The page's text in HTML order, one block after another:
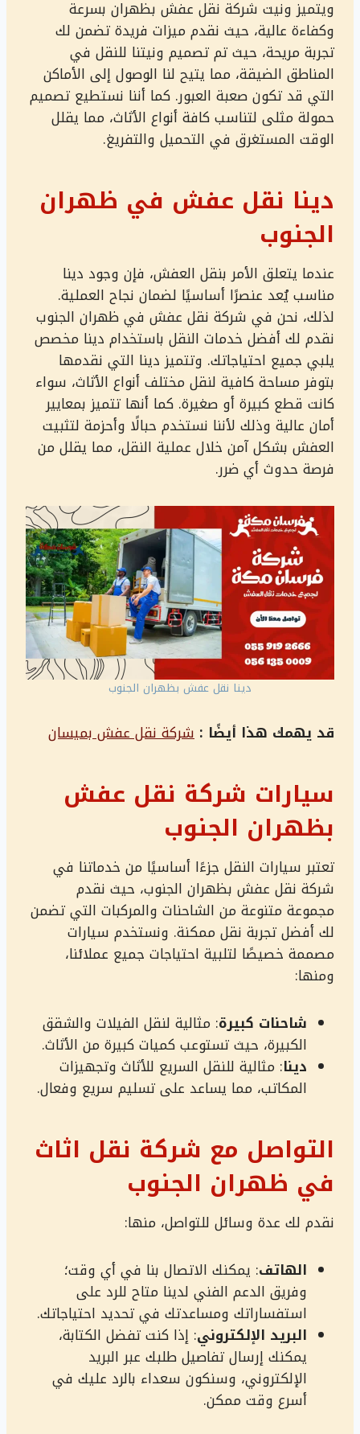
ويتميز ونيت شركة نقل عفش بظهران بسرعة
وكفاءة عالية، حيث نقدم ميزات فريدة تضمن لك
تجربة مريحة، حيث تم تصميم ونيتنا للنقل في
المناطق الضيقة، مما يتيح لنا الوصول إلى الأماكن
التي قد تكون صعبة العبور. كما أننا نستطيع تصميم
حمولة مثلى لتناسب كافة أنواع الأثاث، مما يقلل
الوقت المستغرق في التحميل والتفريغ.
دينا نقل عفش في ظهران
الجنوب
عندما يتعلق الأمر بنقل العفش، فإن وجود دينا
مناسب يُعد عنصرًا أساسيًا لضمان نجاح العملية.
لذلك، نحن في شركة نقل عفش في ظهران الجنوب
نقدم لك أفضل خدمات النقل باستخدام دينا مخصص
يلبي جميع احتياجاتك. وتتميز دينا التي نقدمها
بتوفر مساحة كافية لنقل مختلف أنواع الأثاث، سواء
كانت قطع كبيرة أو صغيرة. كما أنها تتميز بمعايير
أمان عالية وذلك لأننا نستخدم حبالًا وأحزمة لتثبيت
العفش بشكل آمن خلال عملية النقل، مما يقلل من
فرصة حدوث أي ضرر.
دينا نقل عفش بظهران الجنوب
قد يهمك هذا أيضًا : شركة نقل عفش بميسان
سيارات شركة نقل عفش
بظهران الجنوب
تعتبر سيارات النقل جزءًا أساسيًا من خدماتنا في
شركة نقل عفش بظهران الجنوب، حيث نقدم
مجموعة متنوعة من الشاحنات والمركبات التي تضمن
لك أفضل تجربة نقل ممكنة. ونستخدم سيارات
مصممة خصيصًا لتلبية احتياجات جميع عملائنا،
ومنها:
شاحنات كبيرة: مثالية لنقل الفيلات والشقق
الكبيرة، حيث تستوعب كميات كبيرة من الأثاث.
دينا: مثالية للنقل السريع للأثاث وتجهيزات
المكاتب، مما يساعد على تسليم سريع وفعال.
التواصل مع شركة نقل اثاث
في ظهران الجنوب
نقدم لك عدة وسائل للتواصل، منها:
الهاتف: يمكنك الاتصال بنا في أي وقت؛
وفريق الدعم الفني لدينا متاح للرد على
استفساراتك ومساعدتك في تحديد احتياجاتك.
البريد الإلكتروني: إذا كنت تفضل الكتابة،
يمكنك إرسال تفاصيل طلبك عبر البريد
الإلكتروني، وسنكون سعداء بالرد عليك في
أسرع وقت ممكن.